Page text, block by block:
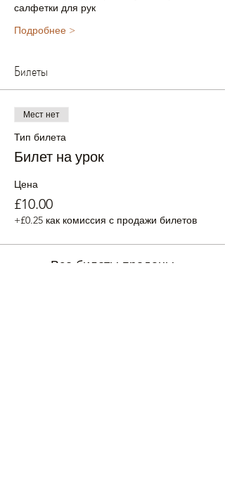
салфетки для рук
Подробнее >
Билеты
Мест нет
Тип билета
Билет на урок
Цена
£10.00
+£0.25 как комиссия с продажи билетов
Все билеты проданы